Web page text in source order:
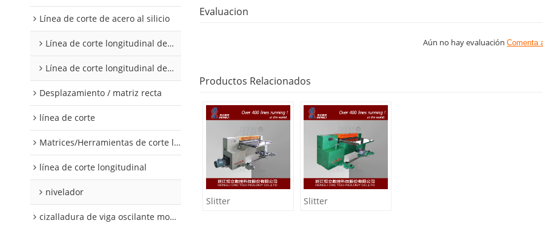
Línea de corte de acero al silicio
Línea de corte longitudinal de acero al silicio
Línea de corte longitudinal de acero al silicio
Desplazamiento / matriz recta
línea de corte
Matrices/Herramientas de corte longitudinal
línea de corte longitudinal
nivelador
cizalladura de viga oscilante modular
Evaluacion
Aún no hay evaluaciónComenta
Productos Relacionados
Slitter Slitter